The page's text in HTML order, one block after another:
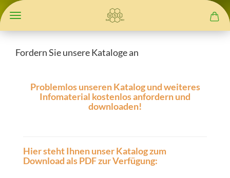
Fordern Sie unsere Kataloge an
Problemlos unseren Katalog und weiteres
Infomaterial kostenlos anfordern und
downloaden!
Hier steht Ihnen unser Katalog zum
Download als PDF zur Verfügung: